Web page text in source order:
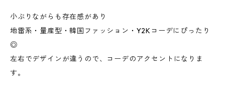
小ぶりながらも存在感があり
地雷系・量産型・韓国ファッション・Y2Kコーデにぴったり
◎
左右でデザインが違うので、コーデのアクセントになりま
す。